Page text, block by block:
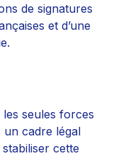
de signatures
et d’une
les seules forces
un cadre légal
cette